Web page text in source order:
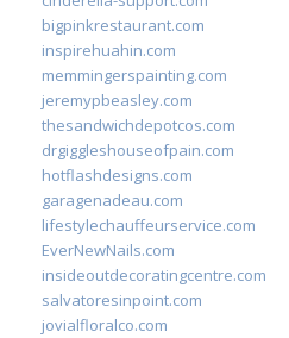
bigpinkrestaurant.com
inspirehuahin.com
memmingerspainting.com
jeremypbeasley.com
thesandwichdepotcos.com
drgiggleshouseofpain.com
hotflashdesigns.com
garagenadeau.com
lifestylechauffeurservice.com
EverNewNails.com
insideoutdecoratingcentre.com
salvatoresinpoint.com
jovialfloralco.com